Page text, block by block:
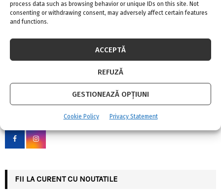
process data such as browsing behavior or unique IDs on this site. Not
consenting or withdrawing consent, may adversely affect certain features
and functions.
ACCEPTĂ
REFUZĂ
GESTIONEAZĂ OPȚIUNI
Cookie Policy Privacy Statement
r
A
FII LA CURENT CU NOUTATILE